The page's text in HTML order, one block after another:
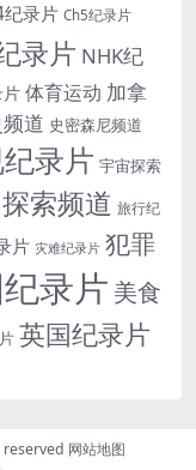
纪录片 Ch5纪录片
录片 NHK纪
体育运动 加拿
道 史密森尼频道
录片 宇宙探索
探索频道 旅行纪
片 灾难纪录片 犯罪
录片 美食
英国纪录片
网站地图